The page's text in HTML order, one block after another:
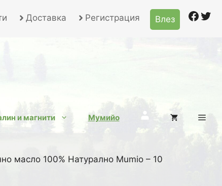
Доставка Регистрация Влез
и магнити Мумийо
масло 100% Натурално Mumio – 10